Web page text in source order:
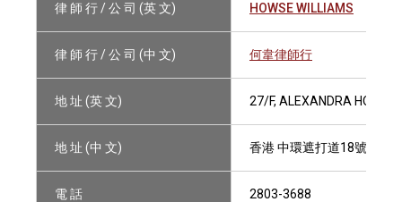
律 師 行 / 公 司 (英 文) HOWSE WILLIAMS
律 師 行 / 公 司 (中 文) 何韋律師行
地 址 (英 文) 27/F, ALEXANDRA HOUSE,
地 址 (中 文) 香港 中環遮打道18號 歷山
電 話 2803-3688